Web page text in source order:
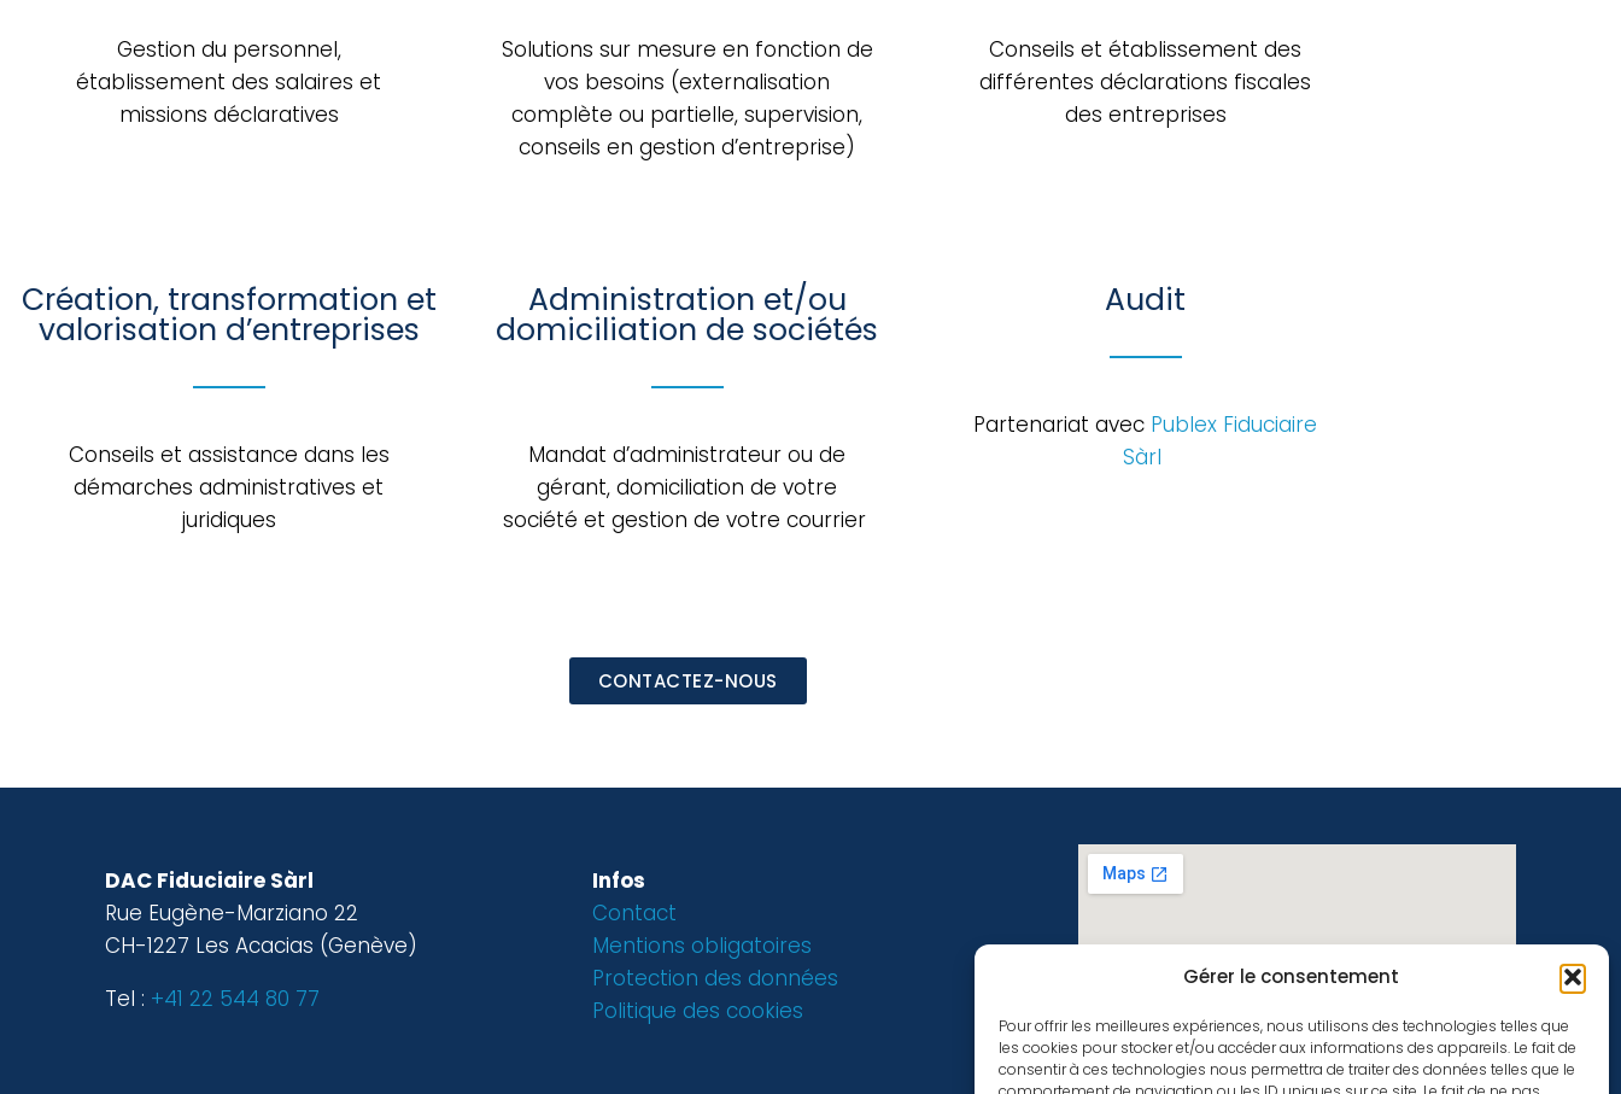
Gérer le consentement
Pour offrir les meilleures expériences, nous utilisons des technologies telles que
les cookies pour stocker et/ou accéder aux informations des appareils. Le fait de
consentir à ces technologies nous permettra de traiter des données telles que le
Gestion du personnel,
établissement des salaires et
missions déclaratives
Solutions sur mesure en fonction de
vos besoins (externalisation
complète ou partielle, supervision,
conseils en gestion d’entreprise)
Conseils et établissement des
différentes déclarations fiscales
des entreprises​
Création, transformation et
valorisation d’entreprises
Conseils et assistance dans les
démarches administratives et
juridiques
Administration et/ou
domiciliation de sociétés
Mandat d’administrateur ou de
gérant, domiciliation de votre
société et gestion de votre courrier
Audit
Partenariat avec Publex Fiduciaire
Sàrl
CONTACTEZ-NOUS
DAC Fiduciaire Sàrl
Rue Eugène-Marziano 22
CH-1227 Les Acacias (Genève)
Tel : +41 22 544 80 77
Infos
Contact
Mentions obligatoires
Protection des données
Politique des cookies